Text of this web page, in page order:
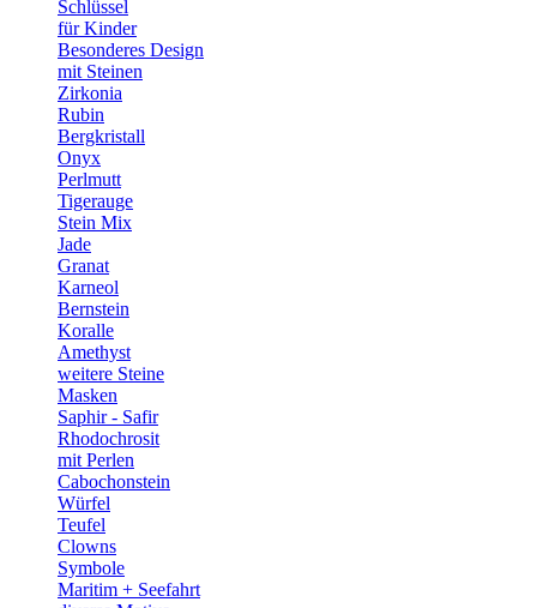
Schlüssel
für Kinder
Besonderes Design
mit Steinen
Zirkonia
Rubin
Bergkristall
Onyx
Perlmutt
Tigerauge
Stein Mix
Jade
Granat
Karneol
Bernstein
Koralle
Amethyst
weitere Steine
Masken
Saphir - Safir
Rhodochrosit
mit Perlen
Cabochonstein
Würfel
Teufel
Clowns
Symbole
Maritim + Seefahrt